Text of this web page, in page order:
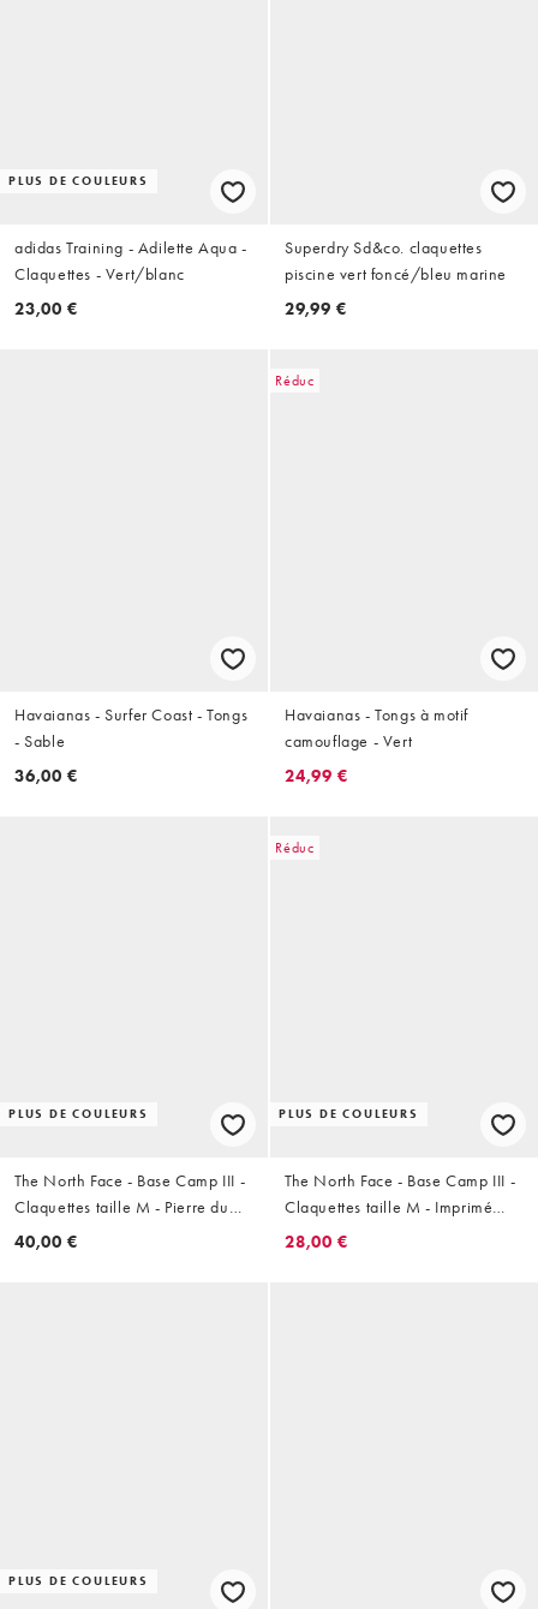
PLUS DE COULEURS
adidas Training - Adilette Aqua -
Claquettes - Vert/blanc
23,00 €
Superdry Sd&co. claquettes
piscine vert foncé/bleu marine
29,99 €
Havaianas - Surfer Coast - Tongs
- Sable
36,00 €
Réduc
Havaianas - Tongs à motif
camouflage - Vert
24,99 €
PLUS DE COULEURS
The North Face - Base Camp III -
Claquettes taille M - Pierre du
désert/dune blanche
40,00 €
Réduc
PLUS DE COULEURS
The North Face - Base Camp III -
Claquettes taille M - Imprimé
logo mania/anthracite
28,00 €
PLUS DE COULEURS